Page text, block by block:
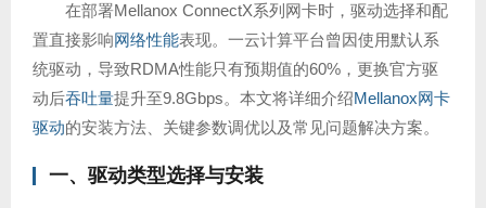
在部署Mellanox ConnectX系列网卡时，驱动选择和配
置直接影响网络性能表现。一云计算平台曾因使用默认系
统驱动，导致RDMA性能只有预期值的60%，更换官方驱
动后吞吐量提升至9.8Gbps。本文将详细介绍Mellanox网卡
驱动的安装方法、关键参数调优以及常见问题解决方案。
一、驱动类型选择与安装